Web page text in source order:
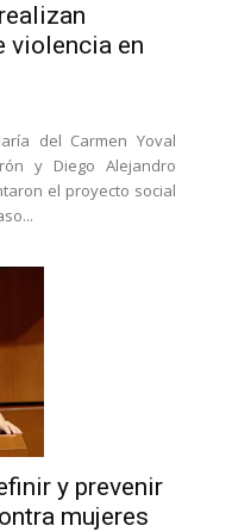
violencia en
del Carmen Yoval
y Diego Alejandro
el proyecto social
y prevenir
mujeres